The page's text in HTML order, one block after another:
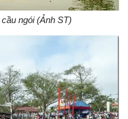
ngói (Ảnh ST)